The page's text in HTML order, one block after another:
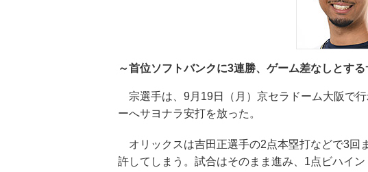
～首位ソフトバンクに3連勝、ゲーム差なしとする
宗選手は、9月19日（月）京セラドーム大阪で
ーへサヨナラ安打を放った。
オリックスは吉田正選手の2点本塁打などで3回
許してしまう。試合はそのまま進み、1点ビハイ